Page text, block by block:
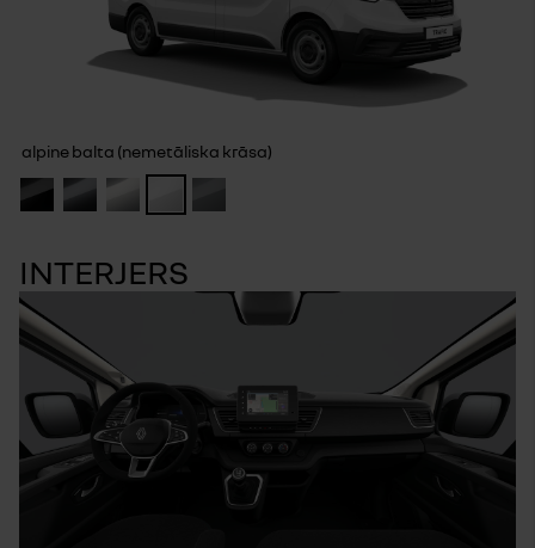
alpine balta (nemetāliska krāsa)
INTERJERS